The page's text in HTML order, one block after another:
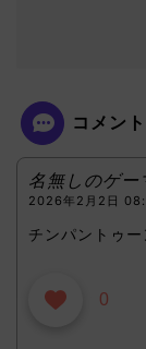
コメント
名無しのゲー
2026年2月2日
チンパントゥー
0